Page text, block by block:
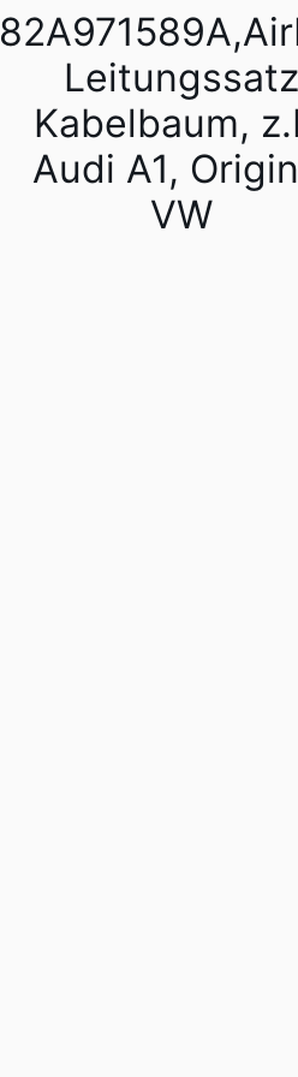
Leitungssatz
Kabelbaum,
Audi A1,
VW